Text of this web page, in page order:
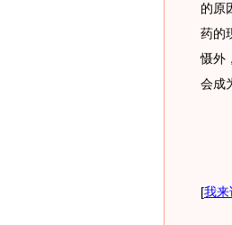
的原
药的
慑外
会成
[我来